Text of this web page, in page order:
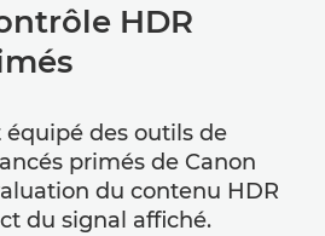
HDR
équipé des outils de
primés de Canon
du contenu HDR
du signal affiché.